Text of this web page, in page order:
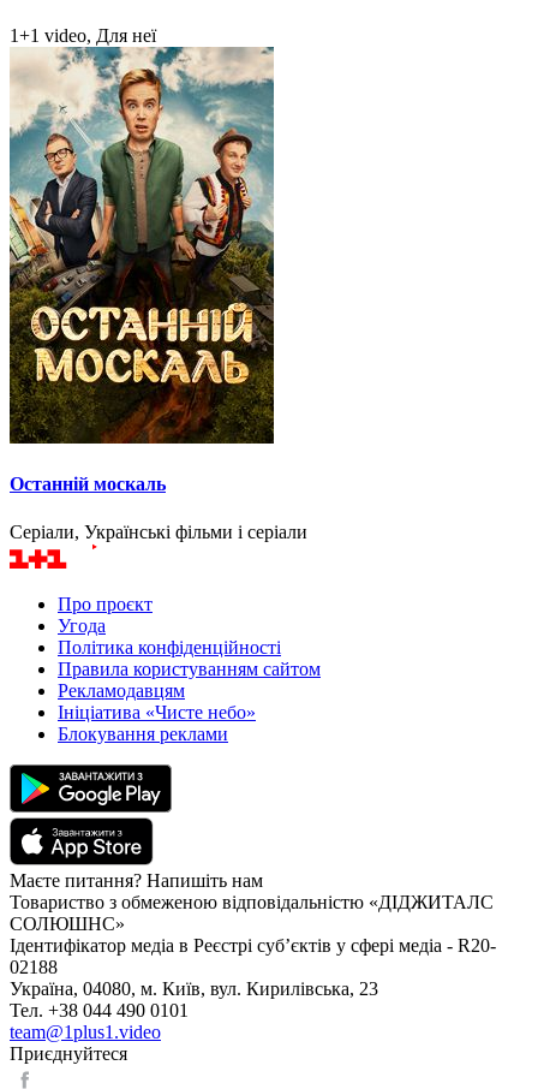
1+1 video, Для неї
Останній москаль
Серіали, Українські фільми і серіали
Про проєкт
Угода
Політика конфіденційності
Правила користуванням сайтом
Рекламодавцям
Ініціатива «Чисте небо»
Блокування реклами
Маєте питання? Напишіть нам
Товариство з обмеженою відповідальністю «ДІДЖИТАЛС
СОЛЮШНС»
Ідентифікатор медіа в Реєстрі суб’єктів у сфері медіа - R20-
02188
Україна, 04080, м. Київ, вул. Кирилівська, 23
Тел. +38 044 490 0101
team@1plus1.video
Приєднуйтеся